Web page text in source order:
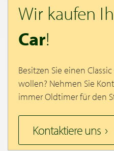
Wir kaufen
Car!
Besitzen Sie einen
wollen? Nehmen Sie
immer Oldtimer für den
Kontaktiere uns